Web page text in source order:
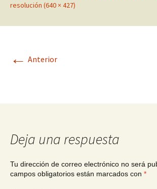
resolución (640 × 427)
← Anterior
Deja una respuesta
Tu dirección de correo electrónico no será
campos obligatorios están marcados con *